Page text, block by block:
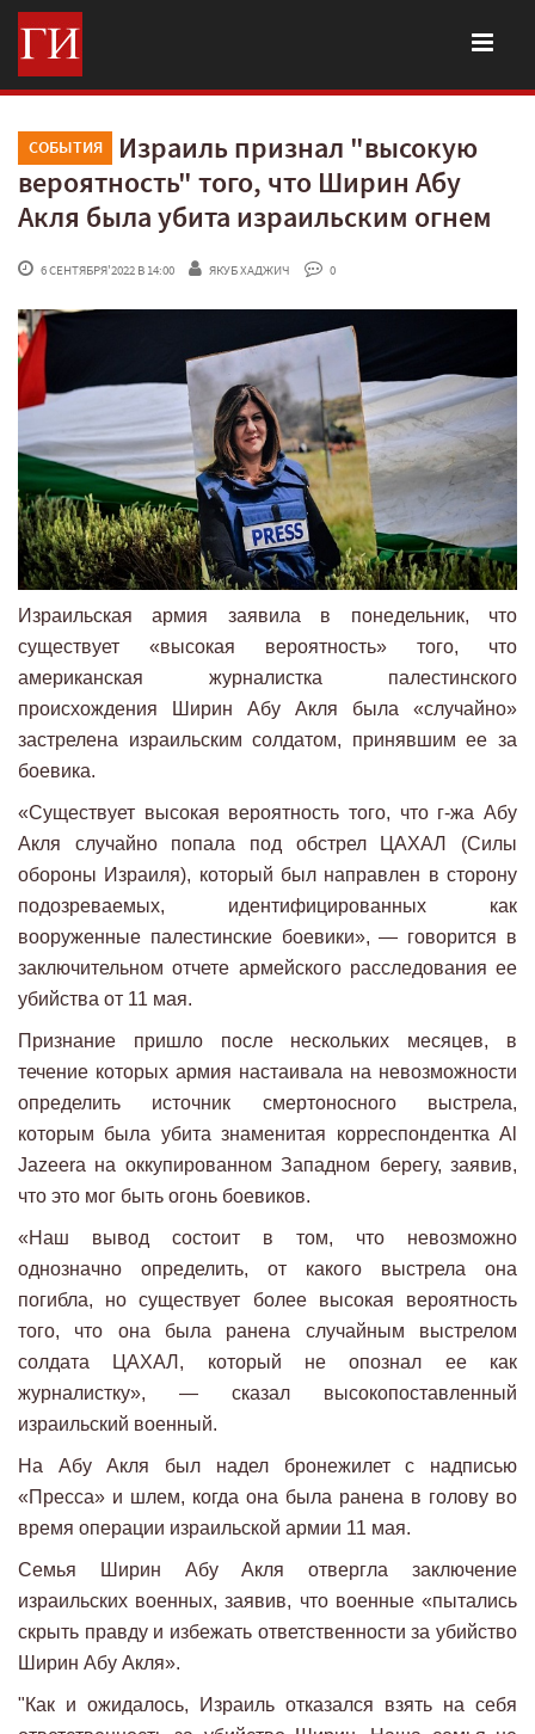
СОБЫТИЯ
Израиль признал "высокую
вероятность" того, что Ширин Абу
Акля была убита израильским огнем
6 СЕНТЯБРЯ'2022 В 14:00 ЯКУБ ХАДЖИЧ 0
Израильская армия заявила в понедельник, что
существует «высокая вероятность» того, что
американская журналистка палестинского
происхождения Ширин Абу Акля была «случайно»
застрелена израильским солдатом, принявшим ее за
боевика.
«Существует высокая вероятность того, что г-жа Абу
Акля случайно попала под обстрел ЦАХАЛ (Силы
обороны Израиля), который был направлен в сторону
подозреваемых, идентифицированных как
вооруженные палестинские боевики», — говорится в
заключительном отчете армейского расследования ее
убийства от 11 мая.
Признание пришло после нескольких месяцев, в
течение которых армия настаивала на невозможности
определить источник смертоносного выстрела,
которым была убита знаменитая корреспондентка Al
Jazeera на оккупированном Западном берегу, заявив,
что это мог быть огонь боевиков.
«Наш вывод состоит в том, что невозможно
однозначно определить, от какого выстрела она
погибла, но существует более высокая вероятность
того, что она была ранена случайным выстрелом
солдата ЦАХАЛ, который не опознал ее как
журналистку», — сказал высокопоставленный
израильский военный.
На Абу Акля был надел бронежилет с надписью
«Пресса» и шлем, когда она была ранена в голову во
время операции израильской армии 11 мая.
Семья Ширин Абу Акля отвергла заключение
израильских военных, заявив, что военные «пытались
скрыть правду и избежать ответственности за убийство
Ширин Абу Акля».
"Как и ожидалось, Израиль отказался взять на себя